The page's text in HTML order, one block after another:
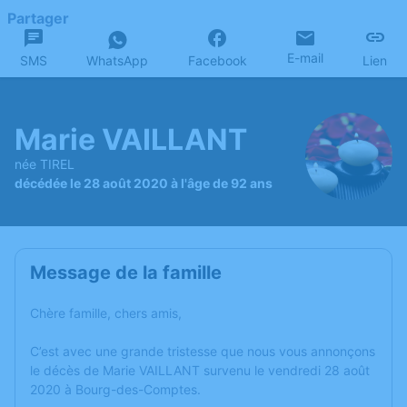
Partager
SMS WhatsApp Facebook E-mail Lien
Marie VAILLANT
née TIREL
décédée le 28 août 2020 à l'âge de 92 ans
Message de la famille
Chère famille, chers amis,
C’est avec une grande tristesse que nous vous annonçons
le décès de Marie VAILLANT survenu le vendredi 28 août
2020 à Bourg-des-Comptes.